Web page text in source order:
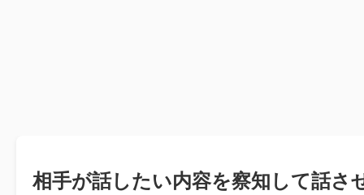
相手が話したい内容を察知して話さ